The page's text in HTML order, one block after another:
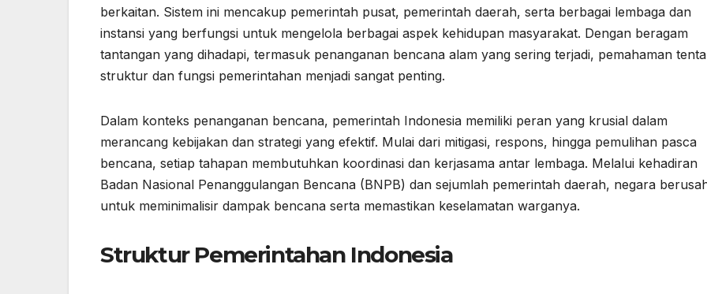
berkaitan. Sistem ini mencakup pemerintah pusat, pemerintah daerah, serta berbagai lembaga dan
instansi yang berfungsi untuk mengelola berbagai aspek kehidupan masyarakat. Dengan beragam
tantangan yang dihadapi, termasuk penanganan bencana alam yang sering terjadi, pemahaman
struktur dan fungsi pemerintahan menjadi sangat penting.
Dalam konteks penanganan bencana, pemerintah Indonesia memiliki peran yang krusial dalam
merancang kebijakan dan strategi yang efektif. Mulai dari mitigasi, respons, hingga pemulihan pasca
bencana, setiap tahapan membutuhkan koordinasi dan kerjasama antar lembaga. Melalui kehadiran
Badan Nasional Penanggulangan Bencana (BNPB) dan sejumlah pemerintah daerah, negara
untuk meminimalisir dampak bencana serta memastikan keselamatan warganya.
Struktur Pemerintahan Indonesia